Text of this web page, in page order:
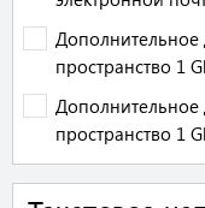
Дополнительное
пространство 1
Дополнительное
пространство 1